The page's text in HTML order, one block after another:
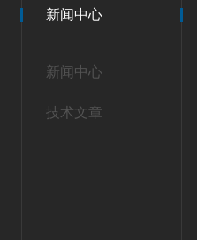
新闻中心
新闻中心
技术文章